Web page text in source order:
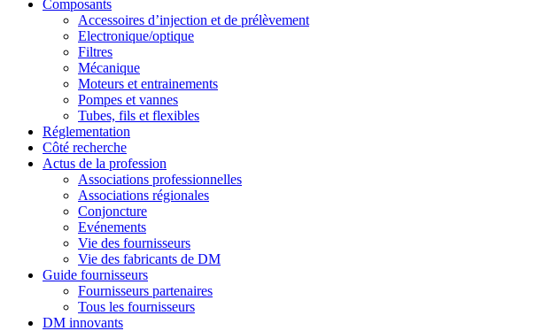
Composants
Accessoires d’injection et de prélèvement
Electronique/optique
Filtres
Mécanique
Moteurs et entrainements
Pompes et vannes
Tubes, fils et flexibles
Réglementation
Côté recherche
Actus de la profession
Associations professionnelles
Associations régionales
Conjoncture
Evénements
Vie des fournisseurs
Vie des fabricants de DM
Guide fournisseurs
Fournisseurs partenaires
Tous les fournisseurs
DM innovants